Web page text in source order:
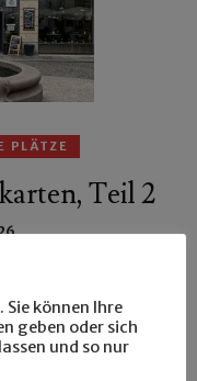
PLÄTZE
Teil 2
zu Abend gegessen
in Zill’s Tunnel
Sie können Ihre
geben oder sich
und so nur